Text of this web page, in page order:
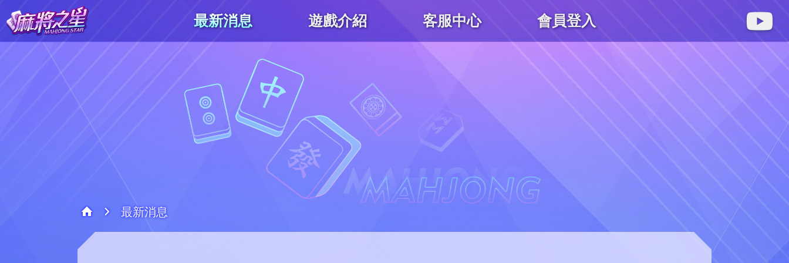
最新消息 遊戲介紹 客服中心 會員登入
最新消息